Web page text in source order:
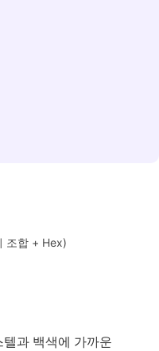
조합 + Hex)
과 백색에 가까운